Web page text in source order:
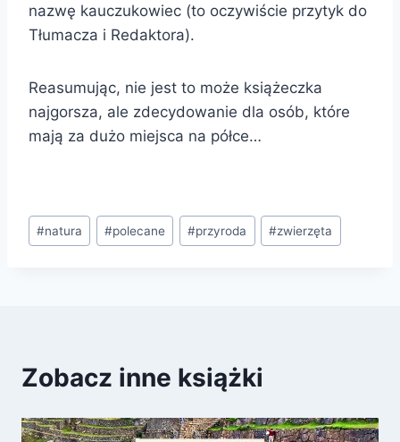
nazwę kauczukowiec (to oczywiście przytyk do
Tłumacza i Redaktora).
Reasumując, nie jest to może książeczka
najgorsza, ale zdecydowanie dla osób, które
mają za dużo miejsca na półce…
Tagi
wpisu:
#natura #polecane #przyroda #zwierzęta
Zobacz inne książki